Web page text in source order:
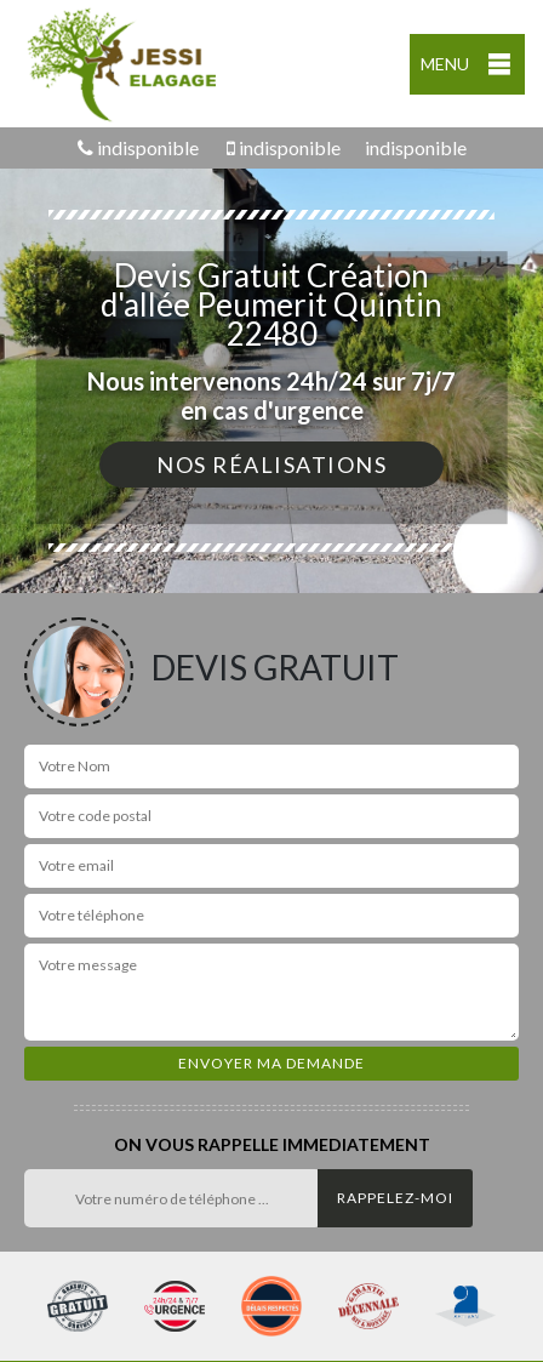
MENU
indisponible indisponible indisponible
Devis Gratuit Création
d'allée Peumerit Quintin
22480
Nous intervenons 24h/24 sur 7j/7
en cas d'urgence
NOS RÉALISATIONS
DEVIS GRATUIT
ON VOUS RAPPELLE IMMEDIATEMENT